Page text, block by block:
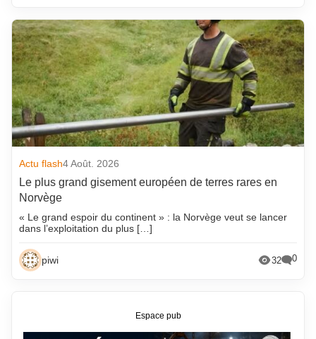
Actu flash4 Août. 2026
Le plus grand gisement européen de terres rares en
Norvège
« Le grand espoir du continent » : la Norvège veut se lancer
dans l’exploitation du plus […]
piwi 32 0
Espace pub